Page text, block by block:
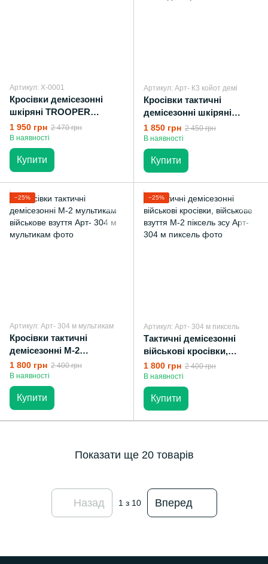
Артикул: X-0001
Кросівки демісезонні
шкіряні TROOPER
(чорний глянець)
1 950 грн 2 470 грн
В наявності
Купити
Артикул: Арт- К3 койот демі
Кросівки тактичні
демісезонні шкіряні
койот армійські на осінь
1 850 грн 2 450 грн
В наявності
Купити
−25%
Артикул: Арт- 304 м мультикам
Кросівки тактичні
демісезонні M-2
мультикам військове
взуття
1 800 грн 2 400 грн
В наявності
Купити
−25%
Артикул: Арт- 304 м пиксель
Тактичні демісезонні
військові кросівки,
військове взуття M-2
піксель зсу
1 800 грн 2 400 грн
В наявності
Купити
Показати ще 20 товарів
Назад 1з 10 Вперед